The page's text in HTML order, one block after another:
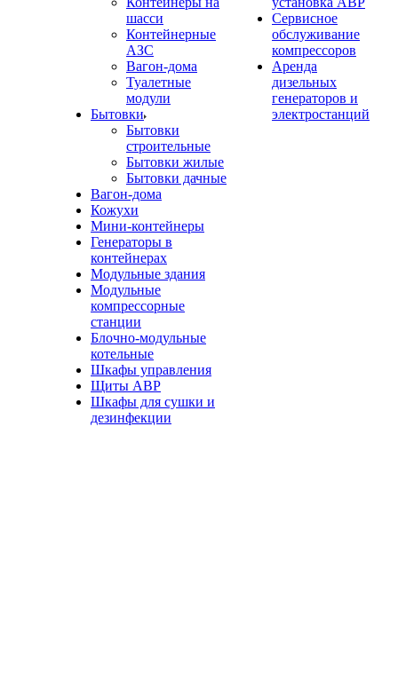
шасси
Контейнерные
АЗС
Вагон-дома
Туалетные
модули
Бытовки
Бытовки
строительные
Бытовки жилые
Бытовки дачные
Вагон-дома
Кожухи
Мини-контейнеры
Генераторы в
контейнерах
Модульные здания
Модульные
компрессорные
станции
Блочно-модульные
котельные
Шкафы управления
Щиты АВР
Шкафы для сушки и
дезинфекции
Сервисное
обслуживание
компрессоров
Аренда
дизельных
генераторов и
электростанций